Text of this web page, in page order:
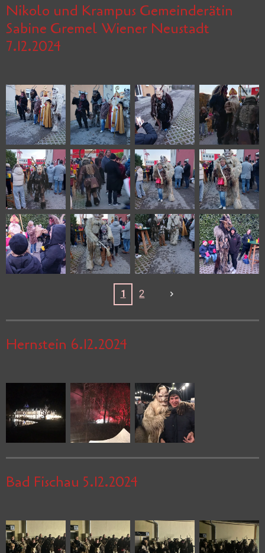
Nikolo und Krampus Gemeinderätin
Sabine Gremel Wiener Neustadt
7.12.2024
1 2
Hernstein 6.12.2024
Bad Fischau 5.12.2024